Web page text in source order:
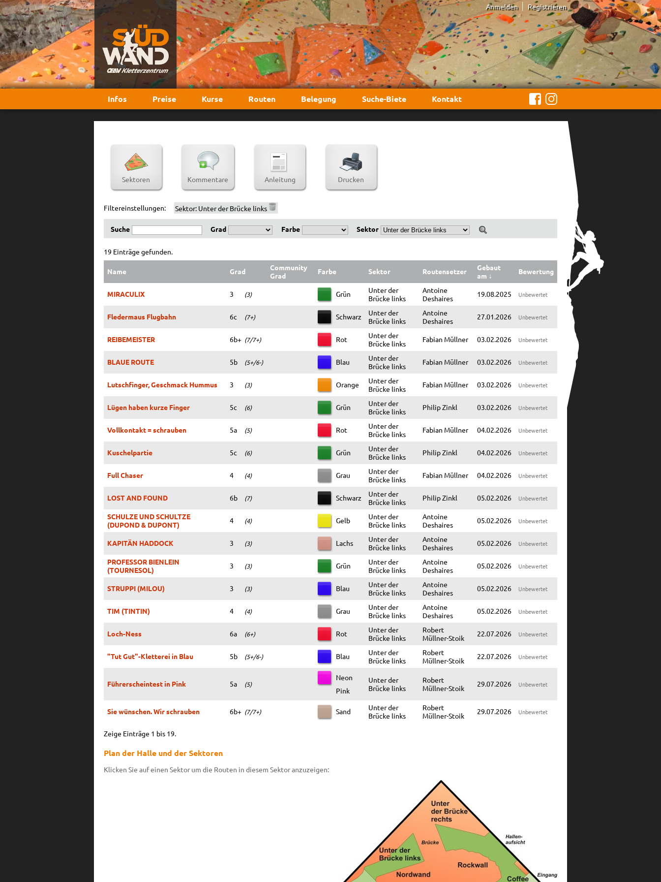
Anmelden Registrieren
Infos Preise Kurse Routen Belegung Suche-Biete Kontakt
Sektoren Kommentare Anleitung Drucken
Filtereinstellungen: Sektor: Unter der Brücke links
Suche Grad Farbe Sektor
19 Einträge gefunden.
Name Grad
Community
Grad
Farbe Sektor Routensetzer
Gebaut
am ↓ Bewertung
MIRACULIX 3 (3) Grün
Unter der
Brücke links
Antoine
Deshaires
19.08.2025 Unbewertet
Fledermaus Flugbahn 6c (7+) Schwarz
Unter der
Brücke links
Antoine
Deshaires
27.01.2026 Unbewertet
REIBEMEISTER 6b+ (7/7+) Rot
Unter der
Brücke links
Fabian Müllner 03.02.2026 Unbewertet
BLAUE ROUTE 5b (5+/6-) Blau
Unter der
Brücke links
Fabian Müllner 03.02.2026 Unbewertet
Lutschfinger, Geschmack Hummus 3 (3) Orange
Unter der
Brücke links
Fabian Müllner 03.02.2026 Unbewertet
Lügen haben kurze Finger 5c (6) Grün
Unter der
Brücke links
Philip Zinkl 03.02.2026 Unbewertet
Vollkontakt = schrauben 5a (5) Rot
Unter der
Brücke links
Fabian Müllner 04.02.2026 Unbewertet
Kuschelpartie 5c (6) Grün
Unter der
Brücke links
Philip Zinkl 04.02.2026 Unbewertet
Full Chaser 4 (4) Grau
Unter der
Brücke links
Fabian Müllner 04.02.2026 Unbewertet
LOST AND FOUND 6b (7) Schwarz
Unter der
Brücke links
Philip Zinkl 05.02.2026 Unbewertet
SCHULZE UND SCHULTZE
(DUPOND & DUPONT)
4 (4) Gelb
Unter der
Brücke links
Antoine
Deshaires
05.02.2026 Unbewertet
KAPITÄN HADDOCK 3 (3) Lachs
Unter der
Brücke links
Antoine
Deshaires
05.02.2026 Unbewertet
PROFESSOR BIENLEIN
(TOURNESOL)
3 (3) Grün
Unter der
Brücke links
Antoine
Deshaires
05.02.2026 Unbewertet
STRUPPI (MILOU) 3 (3) Blau
Unter der
Brücke links
Antoine
Deshaires
05.02.2026 Unbewertet
TIM (TINTIN) 4 (4) Grau
Unter der
Brücke links
Antoine
Deshaires
05.02.2026 Unbewertet
Loch-Ness 6a (6+) Rot
Unter der
Brücke links
Robert
Müllner-Stoik
22.07.2026 Unbewertet
"Tut Gut"-Kletterei in Blau 5b (5+/6-) Blau
Unter der
Brücke links
Robert
Müllner-Stoik
22.07.2026 Unbewertet
Führerscheintest in Pink 5a (5)
Neon
Pink
Unter der
Brücke links
Robert
Müllner-Stoik
29.07.2026 Unbewertet
Sie wünschen. Wir schrauben 6b+ (7/7+) Sand
Unter der
Brücke links
Robert
Müllner-Stoik
29.07.2026 Unbewertet
Zeige Einträge 1 bis 19.
Plan der Halle und der Sektoren
Klicken Sie auf einen Sektor um die Routen in diesem Sektor anzuzeigen: